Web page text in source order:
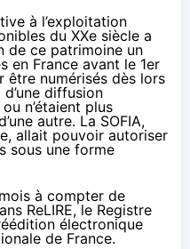
à l’exploitation
du XXe siècle a
de ce patrimoine un
en France avant le 1er
être numérisés dès lors
d’une diffusion
n’étaient plus
autre. La SOFIA,
allait pouvoir autoriser
sous une forme
à compter de
ReLIRE, le Registre
électronique
de France.